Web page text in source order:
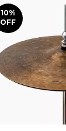
10%
OFF